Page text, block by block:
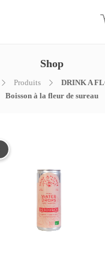
Shop
Produits
DRINK A
Boisson à la fleur de sureau